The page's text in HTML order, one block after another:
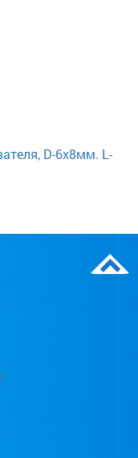
D-6х8мм. L-